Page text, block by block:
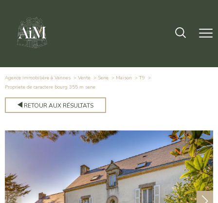
Agence immobilière à Vannes Vente Sene Maison
T9
propriete de caractere bourg 355 m sene
RETOUR AUX RÉSULTATS